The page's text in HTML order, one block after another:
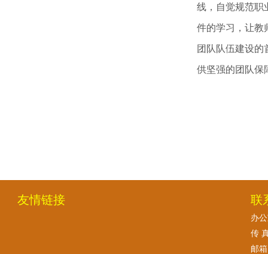
线，自觉规范职
件的学习，让教
团队队伍建设的
供坚强的团队保
友情链接 联
办
传
邮